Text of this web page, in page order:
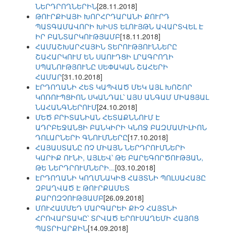
ՆԵՐԴՐՈՂՆԵՐԻՆ[28.11.2018]
ԹՈՒՐՔԻԱՅԻ ԽՈՐՀՐԴԱՐԱՆԻ ՔՈՒՐԴ
ՊԱՏԳԱՄԱՎՈՐԻ ԽԻՍՏ ԵԼՈՒՅԹՆ ԱՎԱՐՏՎԵԼ Է
ԻՐ ԲԱՆՏԱՐԿՈՒԹՅԱՄԲ[18.11.2018]
ՀԱՄԱՇԽԱՐՀԱՅԻՆ ՏԵՐՈՒԹՅՈՒՆՆԵՐԸ
ՇԱՀԱՐԿՈՒՄ ԵՆ ՍԱՈՒԴՑԻ ԼՐԱԳՐՈՂԻ
ՍՊԱՆՈՒԹՅՈՒՆԸ ՍԵՓԱԿԱՆ ՇԱՀԵՐԻ
ՀԱՄԱՐ[31.10.2018]
ԷՐԴՈՂԱՆԻ ՀԵՏ ԿԱՊՎԱԾ ՄԵԿ ԱՅԼ ԽՈՇՈՐ
ԿՈՌՈՒՊՑԻՈՆ ՍԿԱՆԴԱԼ՝ ԱՅՍ ԱՆԳԱՄ ՄԻԱՑՅԱԼ
ՆԱՀԱՆԳՆԵՐՈՒՄ[24.10.2018]
ՄԵԾ ԲՐԻՏԱՆԻԱՆ ՀԵՏԱՔՆՆՈՒՄ Է
ԱԴՐԲԵՋԱՆՑԻ ԲԱՆԿԻՐԻ ԿՆՈՋ ԲԱԶՄԱՄԻԼԻՈՆ
ԴՈԼԱՐՆԵՐԻ ԳՆՈՒՄՆԵՐԸ[17.10.2018]
ՀԱՅԱՍՏԱՆԸ ՈՉ ՄԻԱՅՆ ՆԵՐԴՐՈՒՄՆԵՐԻ
ԿԱՐԻՔ ՈՒՆԻ, ԱՅԼԵՎ՝ ԹԵ ԲԱՐԵԳՈՐԾՈՒԹՅԱՆ,
ԹԵ ՆԵՐԴՐՈՒՄՆԵՐԻ...[03.10.2018]
ԷՐԴՈՂԱՆԻ ԿՈՂՄՆԱԿԻՑ ՀԱՅՏՆԻ ՊՈԼՍԱՀԱՅԸ
ԶԲԱՂՎԱԾ Է ԹՈՒՐՔԱՄԵՏ
ՔԱՐՈԶՉՈՒԹՅԱՄԲ[26.09.2018]
ՄՈՒՀԱՄՄԵԴ ՄԱՐԳԱՐԵԻ ՔԻՉ ՀԱՅՏՆԻ
ՀՐՈՎԱՐՏԱԿԸ՝ ՏՐՎԱԾ ԵՐՈՒՍԱՂԵՄԻ ՀԱՅՈՑ
ՊԱՏՐԻԱՐՔԻՆ[14.09.2018]